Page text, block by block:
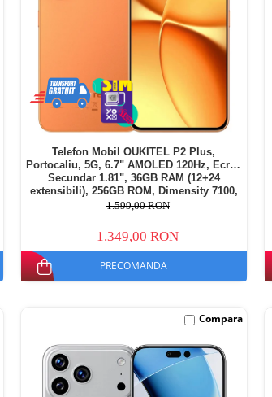
Telefon Mobil OUKITEL P2 Plus,
Portocaliu, 5G, 6.7" AMOLED 120Hz, Ecran
Secundar 1.81", 36GB RAM (12+24
extensibili), 256GB ROM, Dimensity 7100,
Android 16, NFC, eSIM, WiFi 6, 5000mAh,
1.599,00 RON
1.349,00 RON
PRECOMANDA
Compara